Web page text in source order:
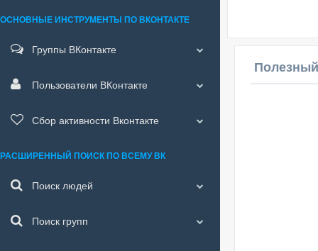
ОСНОВНЫЕ ИНСТРУМЕНТЫ ПО ВКОНТАКТЕ
Группы ВКонтакте
Пользователи ВКонтакте
Сбор активности Вконтакте
РАСШИРЕННЫЙ ПОИСК ПО ВСЕМУ ВК
Поиск людей
Поиск групп